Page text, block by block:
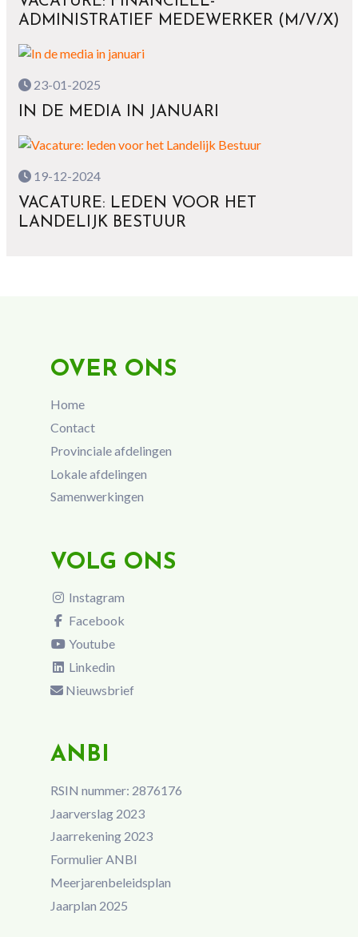
ADMINISTRATIEF MEDEWERKER (M/V/X)
23-01-2025
IN DE MEDIA IN JANUARI
19-12-2024
VACATURE: LEDEN VOOR HET
LANDELIJK BESTUUR
OVER ONS
Home
Contact
Provinciale afdelingen
Lokale afdelingen
Samenwerkingen
VOLG ONS
Instagram
Facebook
Youtube
Linkedin
Nieuwsbrief
ANBI
RSIN nummer: 2876176
Jaarverslag 2023
Jaarrekening 2023
Formulier ANBI
Meerjarenbeleidsplan
Jaarplan 2025